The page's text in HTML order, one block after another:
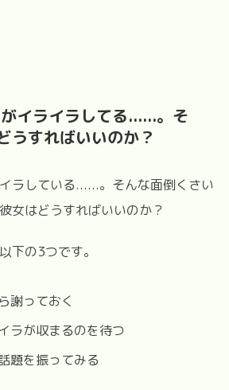
イライラしてる......。そ
うすればいいのか？
ラしている......。そんな面倒くさい
女はどうすればいいのか？
下の3つです。
謝っておく
ラが収まるのを待つ
題を振ってみる